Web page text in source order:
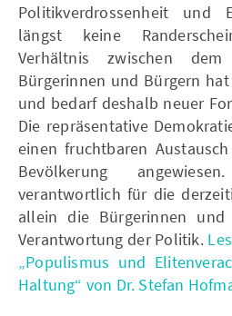
Politikverdrossenheit und
längst keine
Verhältnis zwischen
Bürgerinnen und Bürgern
und bedarf deshalb neuer
Die repräsentative
einen fruchtbaren
Bevölkerung
verantwortlich für die
allein die Bürgerinnen
Verantwortung der Politik.
„Populismus und
Haltung“ von Dr. Stefan